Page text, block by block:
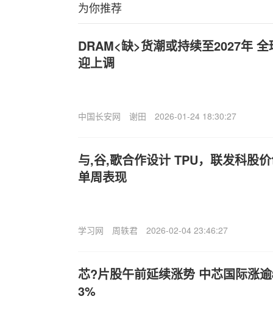
为你推荐
DRAM<缺>货潮或持续至2027年
迎上调
中国长安网 谢田 2026-01-24 18:30:27
与,谷,歌合作设计 TPU，联发科股
单周表现
学习网 周轶君 2026-02-04 23:46:27
芯?片股午前延续涨势 中芯国际涨
3%